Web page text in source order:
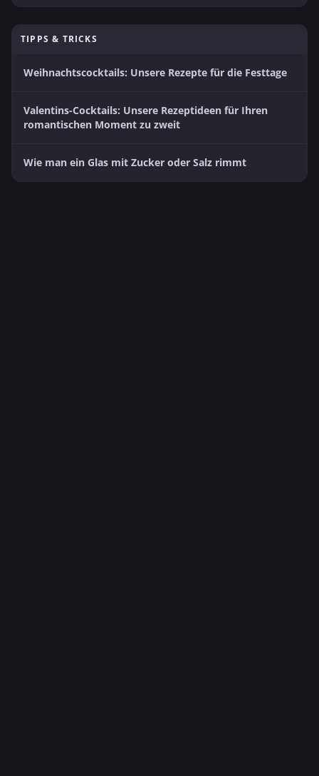
TIPPS & TRICKS
Weihnachtscocktails: Unsere Rezepte für die Festtage
Valentins-Cocktails: Unsere Rezeptideen für Ihren
romantischen Moment zu zweit
Wie man ein Glas mit Zucker oder Salz rimmt